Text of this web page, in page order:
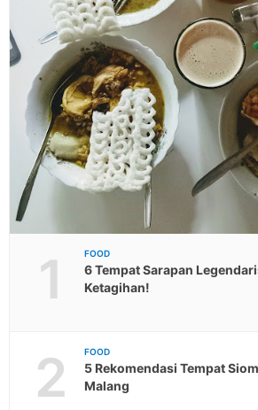
1 FOOD
6 Tempat Sarapan
Ketagihan!
2 FOOD
5 Rekomendasi Tempat
Malang